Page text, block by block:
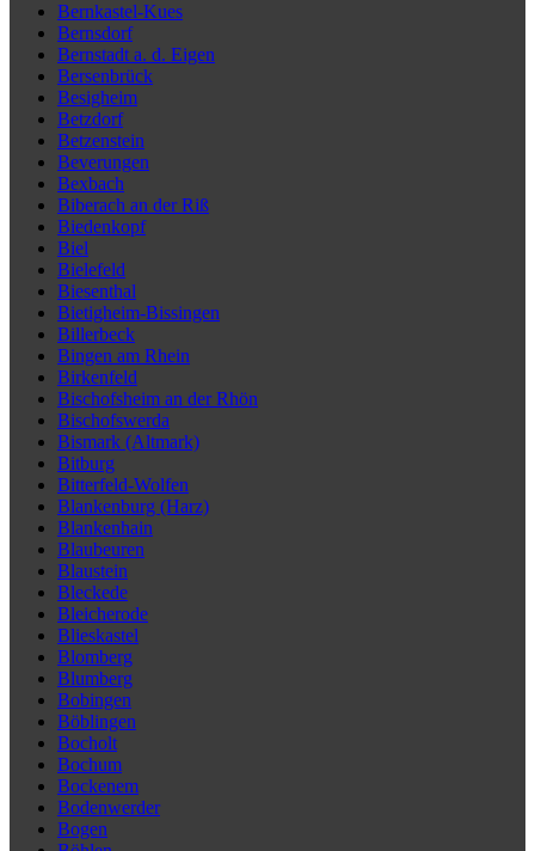
Bernkastel-Kues
Bernsdorf
Bernstadt a. d. Eigen
Bersenbrück
Besigheim
Betzdorf
Betzenstein
Beverungen
Bexbach
Biberach an der Riß
Biedenkopf
Biel
Bielefeld
Biesenthal
Bietigheim-Bissingen
Billerbeck
Bingen am Rhein
Birkenfeld
Bischofsheim an der Rhön
Bischofswerda
Bismark (Altmark)
Bitburg
Bitterfeld-Wolfen
Blankenburg (Harz)
Blankenhain
Blaubeuren
Blaustein
Bleckede
Bleicherode
Blieskastel
Blomberg
Blumberg
Bobingen
Böblingen
Bocholt
Bochum
Bockenem
Bodenwerder
Bogen